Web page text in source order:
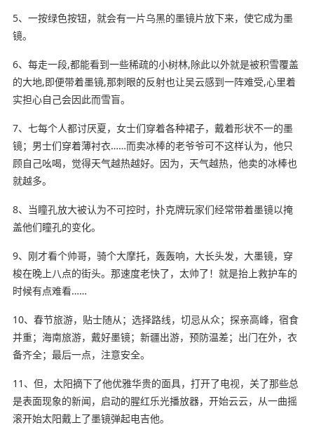
5、一按绿色按钮，就会有一片乌黑的墨镜片放下来，使它成为墨
镜。
6、每走一段,都能看到一些稀疏的小树林,除此以外就是被积雪覆盖
的大地,即便带着墨镜,那刺眼的反射也让吴云感到一阵难受,心里着
实担心自己会因此而雪盲。
7、七每个人都讨厌夏，女士们穿着各种裙子，戴着形状不一的墨
镜；男士们穿着薄衬衣……而卖冰棒的老爷爷可不这样认为，他只
顾自己吆喝，觉得天气越热越好。因为，天气越热，他卖的冰棒也
就越多。
8、当瞳孔放大被认为不可控时， 扑克牌玩家们经常带着墨镜以掩
盖他们瞳孔的变化。
9、刚才看个帅哥，骑个大摩托，轰轰响，大长头发，大墨镜，穿
梭在晚上八点的街头。那速度老快了，太帅了！就是抬上救护车的
时候有点难看……
10、春节旅游，贴士随从；选择路线，切忌从众；探亲高峰，宿食
并重；海南旅游，戴好墨镜；新疆出游，预防温差；出门在外，衣
备齐全；最后一点，注意安全。
11、但，太阳摘下了他优雅华贵的面具，打开了电视，关了那些总
是表面现象的新闻，启动的腥红乐光播放器，开始云云，从一曲摇
滚开始太阳戴上了墨镜弹起电吉他。